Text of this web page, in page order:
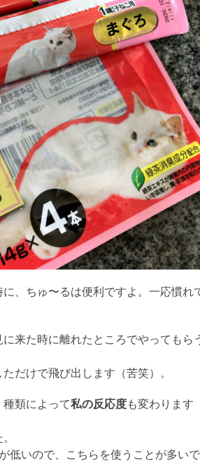
、ちゅ〜るは便利ですよ。一応慣れ
来た時に離れたところでやってもら
だけで飛び出します（苦笑）。
類によって私の反応度も変わります
低いので、こちらを使うことが多いで